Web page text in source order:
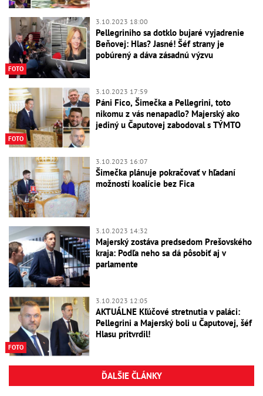
FOTO
3.10.2023 18:00
Pellegriniho sa dotklo bujaré vyjadrenie
Beňovej: Hlas? Jasné! Šéf strany je
pobúrený a dáva zásadnú výzvu
FOTO
3.10.2023 17:59
Páni Fico, Šimečka a Pellegrini, toto
nikomu z vás nenapadlo? Majerský ako
jediný u Čaputovej zabodoval s TÝMTO
3.10.2023 16:07
Šimečka plánuje pokračovať v hľadaní
možností koalície bez Fica
3.10.2023 14:32
Majerský zostáva predsedom Prešovského
kraja: Podľa neho sa dá pôsobiť aj v
parlamente
FOTO
3.10.2023 12:05
AKTUÁLNE Kľúčové stretnutia v paláci:
Pellegrini a Majerský boli u Čaputovej, šéf
Hlasu pritvrdil!
ĎALŠIE ČLÁNKY